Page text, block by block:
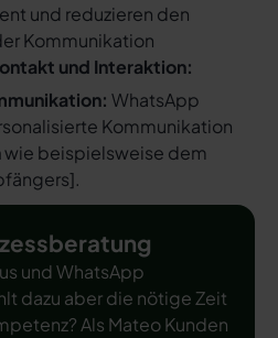
und reduzieren den
Kommunikation
und Interaktion:
WhatsApp
Kommunikation
wie beispielsweise dem
].
und WhatsApp
dazu aber die nötige Zeit
Als Mateo Kunden